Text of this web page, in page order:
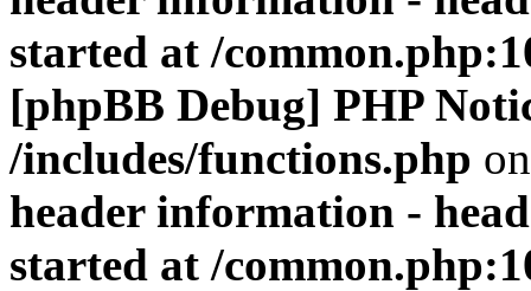
started at /
[phpBB Debug] PHP
/includes/functions.php
header information -
started at /